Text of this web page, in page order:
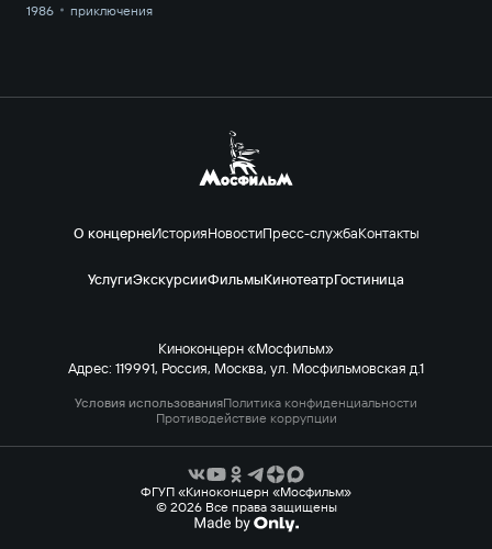
1986 приключе­ния
О концернеИсторияНовостиПресс-службаКонтакты
УслугиЭкскурсииФильмыКинотеатрГостиница
Киноконцерн «Мосфильм»
Адрес: 119991, Россия, Москва, ул. Мосфильмовская д.1
Условия использованияПолитика конфиденциальности
Противодействие коррупции
ФГУП «Киноконцерн «Мосфильм»
© 2026 Все права защищены